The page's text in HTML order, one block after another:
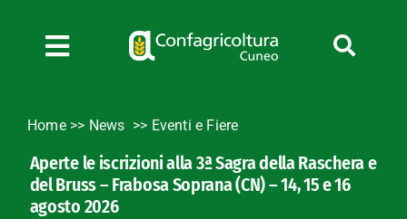
contenuto
Toggle
News
Bandi
Home>> News Eventi e Fiere
Aperte le iscrizioni alla 3ª Sagra della Raschera e
del Bruss – Frabosa Soprana (CN) – 14, 15 e 16
agosto 2026